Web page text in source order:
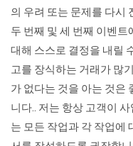
의 우려 또는 문제를 다시
두 번째 및 세 번째 이벤트
대해 스스로 결정을 내릴
고를 장식하는 거래가 많
가 없다는 것을 아는 것은
니다.. 저는 항상 고객이
는 모든 작업과 각 작업에